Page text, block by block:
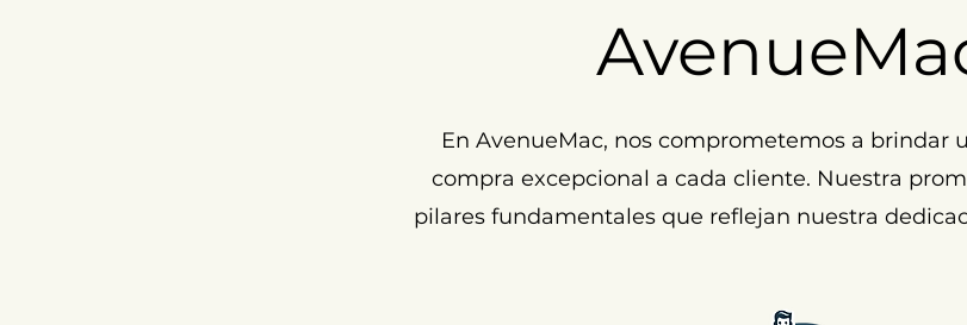
En AvenueMac, nos comprometemos a brindar
compra excepcional a cada cliente. Nuestra
pilares fundamentales que reflejan nuestra